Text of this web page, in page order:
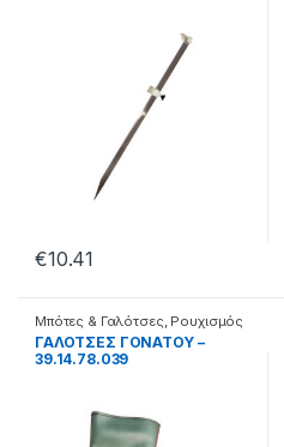
€10.41
Μπότες & Γαλότσες Ρουχισμός
ΓΑΛΟΤΣΕΣ ΓΟΝΑΤΟΥ –
39.14.78.039